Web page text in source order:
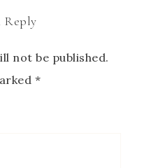
Reply
not be published.
*